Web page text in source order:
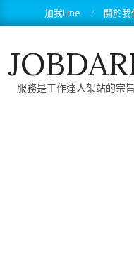
to
加我Line 關於我
服務是工作達人架站的